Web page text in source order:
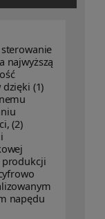
najwyższą
(1)
(2)
produkcji
napędu